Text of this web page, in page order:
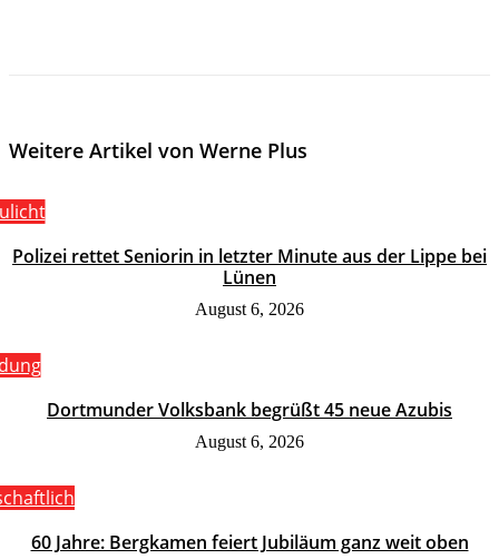
Weitere Artikel von Werne Plus
Polizei rettet Seniorin in letzter Minute aus der Lippe bei
Lünen
August 6, 2026
Dortmunder Volksbank begrüßt 45 neue Azubis
August 6, 2026
60 Jahre: Bergkamen feiert Jubiläum ganz weit oben